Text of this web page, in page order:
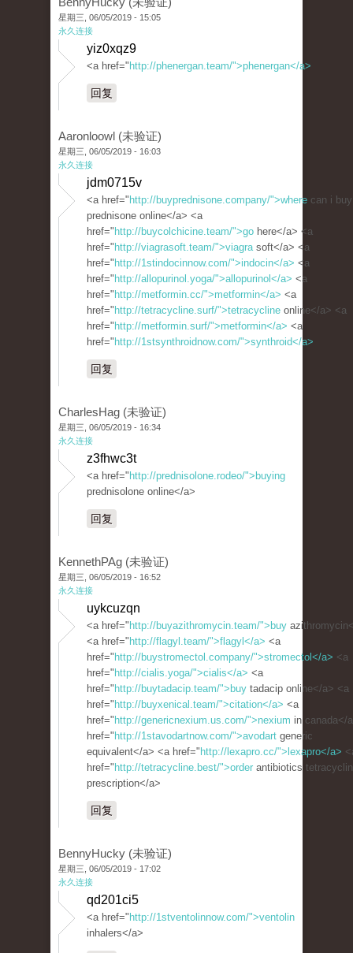
星期三, 06/05/2019 - 15:05
永久连接
yiz0xqz9
<a href=" http://phenergan.team/">phenergan</a>
回复
Aaronloowl (未验证)
星期三, 06/05/2019 - 16:03
永久连接
jdm0715v
<a href=" http://buyprednisone.company/">where can i buy
prednisone online</a> <a
href=" http://buycolchicine.team/">go here</a> <a
href=" http://viagrasoft.team/">viagrasoft</a> <a
href=" http://1stindocinnow.com/">indocin</a> <a
href=" http://allopurinol.yoga/">allopurinol</a> <a
href=" http://metformin.cc/">metformin</a> <a
href=" http://tetracycline.surf/">tetracycline online</a> <a
href=" http://metformin.surf/">metformin</a> <a
href=" http://1stsynthroidnow.com/">synthroid</a>
回复
CharlesHag (未验证)
星期三, 06/05/2019 - 16:34
永久连接
z3fhwc3t
<a href=" http://prednisolone.rodeo/">buying
prednisolone online</a>
回复
KennethPAg (未验证)
星期三, 06/05/2019 - 16:52
永久连接
uykcuzqn
<a href=" http://buyazithromycin.team/">buy
<a href=" http://flagyl.team/">flagyl</a> <a
href=" http://buystromectol.company/">stromectol</a> <a
href=" http://cialis.yoga/">cialis</a> <a
href=" http://buytadacip.team/">buy tadacip online</a> <a
href=" http://buyxenical.team/">citation</a> <a
href=" http://genericnexium.us.com/">nexium in canada</
href=" http://1stavodartnow.com/">avodart generic
equivalent</a> <a href=" http://lexapro.cc/">lexapro</a>
href=" http://tetracycline.best/">order antibiotics
prescription</a>
回复
BennyHucky (未验证)
星期三, 06/05/2019 - 17:02
永久连接
qd201ci5
<a href=" http://1stventolinnow.com/">ventolin
inhalers</a>